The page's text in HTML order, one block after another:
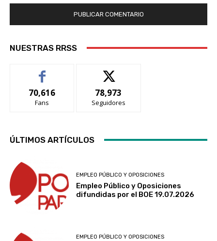
NUESTRAS RRSS
70,616
Fans
78,973
Seguidores
ÚLTIMOS ARTÍCULOS
EMPLEO PÚBLICO Y OPOSICIONES
Empleo Público y Oposiciones
difundidas por el BOE 19.07.2026
EMPLEO PÚBLICO Y OPOSICIONES